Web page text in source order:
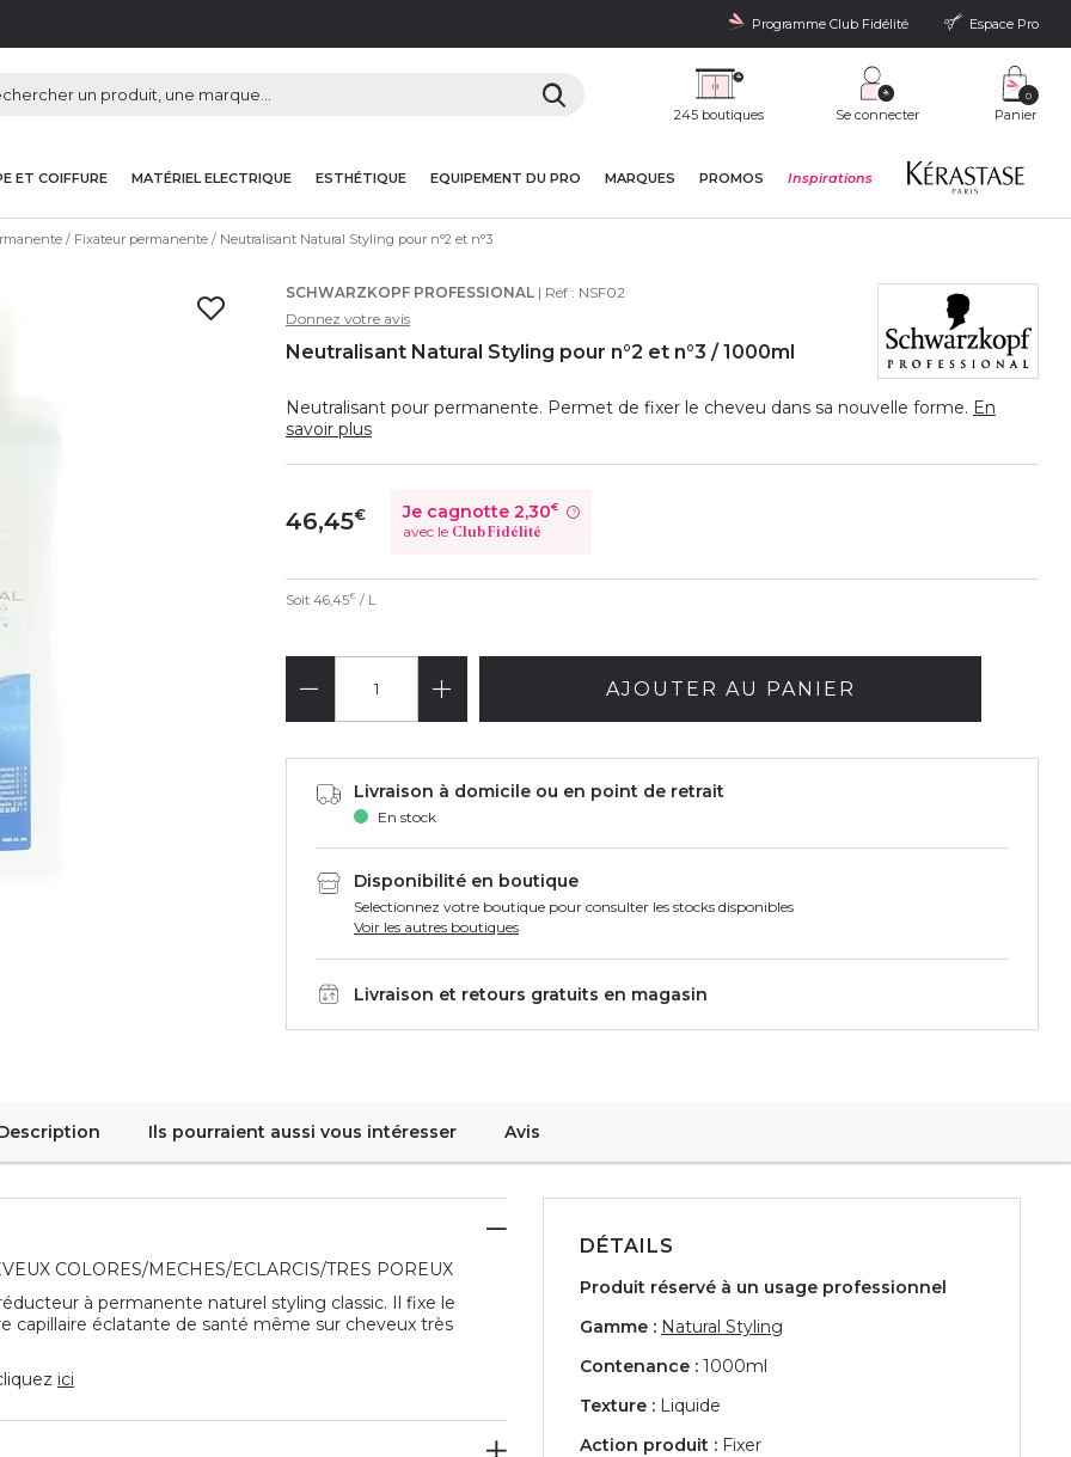
Programme Club Fidélité Espace Pro
245 boutiques Se connecter Panier
0
ET COIFFURE MATÉRIEL ELECTRIQUE ESTHÉTIQUE EQUIPEMENT DU PRO MARQUES PROMOS Inspirations
Fixateur permanente Neutralisant Natural Styling pour n°2 et n°3
SCHWARZKOPF PROFESSIONAL | Réf : NSF02
Donnez votre avis
Neutralisant Natural Styling pour n°2 et n°3 / 1000ml
Neutralisant pour permanente. Permet de fixer le cheveu dans sa nouvelle forme. En
savoir plus
46,45€ Je cagnotte 2,30€
avec le Club Fidélité
?
Soit 46,45€ / L
AJOUTER AU PANIER
Livraison à domicile ou en point de retrait
En stock
Disponibilité en boutique
Selectionnez votre boutique pour consulter les stocks disponibles
Voir les autres boutiques
Livraison et retours gratuits en magasin
Ils pourraient aussi vous intéresser Avis
COLORES/MECHES/ECLARCIS/TRES POREUX
à permanente naturel styling classic. Il fixe le
éclatante de santé même sur cheveux très
ici
DÉTAILS
Produit réservé à un usage professionnel
Gamme : Natural Styling
Contenance : 1000ml
Texture : Liquide
Action produit : Fixer